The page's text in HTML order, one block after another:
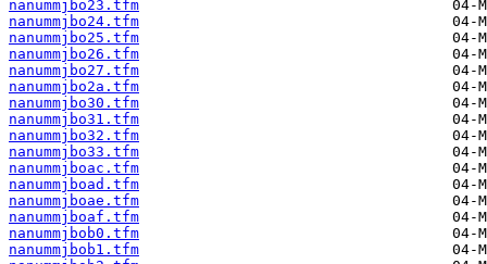
nanummjbo23.tfm
nanummjbo24.tfm
nanummjbo25.tfm
nanummjbo26.tfm
nanummjbo27.tfm
nanummjbo2a.tfm
nanummjbo30.tfm
nanummjbo31.tfm
nanummjbo32.tfm
nanummjbo33.tfm
nanummjboac.tfm
nanummjboad.tfm
nanummjboae.tfm
nanummjboaf.tfm
nanummjbob0.tfm
nanummjbob1.tfm